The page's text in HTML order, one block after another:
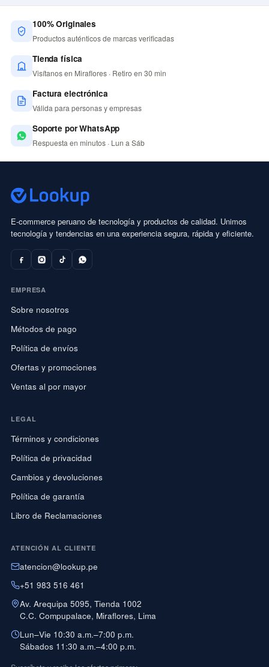
100% Originales
Productos auténticos de marcas verificadas
Tienda física
Visítanos en Miraflores · Retiro en 30 min
Factura electrónica
Válida para personas y empresas
Soporte por WhatsApp
Respuesta en minutos · Lun a Sáb
E-commerce peruano de tecnología y productos de calidad. Unimos
tecnología y tendencias en una experiencia segura, rápida y eficiente.
EMPRESA
Sobre nosotros
Métodos de pago
Política de envíos
Ofertas y promociones
Ventas al por mayor
LEGAL
Términos y condiciones
Política de privacidad
Cambios y devoluciones
Política de garantía
Libro de Reclamaciones
ATENCIÓN AL CLIENTE
atencion@lookup.pe
+51 983 516 461
Av. Arequipa 5095, Tienda 1002
C.C. Compupalace, Miraflores, Lima
Lun–Vie 10:30 a.m.–7:00 p.m.
Sábados 11:30 a.m.–4:00 p.m.